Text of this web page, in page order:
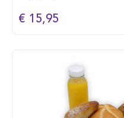
€ 15,95